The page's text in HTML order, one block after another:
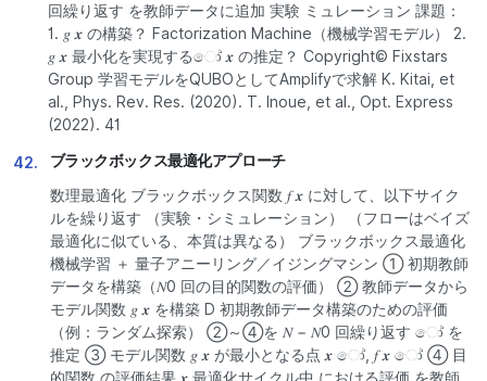
回繰り返す を教師データに追加 実験 ミュレーション 課題：
1. 𝑔 𝒙 の構築？ Factorization Machine（機械学習モデル） 2.
𝑔 𝒙 最小化を実現するෝ 𝒙 の推定？ Copyright© Fixstars
Group 学習モデルをQUBOとしてAmplifyで求解 K. Kitai, et
al., Phys. Rev. Res. (2020). T. Inoue, et al., Opt. Express
(2022). 41
42.
ブラックボックス最適化アプローチ
数理最適化 ブラックボックス関数 𝑓 𝒙 に対して、以下サイク
ルを繰り返す （実験・シミュレーション） （フローはベイズ
最適化に似ている、本質は異なる） ブラックボックス最適化
機械学習 ＋ 量子アニーリング／イジングマシン ① 初期教師
データを構築（𝑁0 回の目的関数の評価） ② 教師データから
モデル関数 𝑔 𝒙 を構築 D 初期教師データ構築のための評価
（例：ランダム探索） ②～④を 𝑁 − 𝑁0 回繰り返す ෝ を
推定 ③ モデル関数 𝑔 𝒙 が最小となる点 𝒙 ෝ, 𝑓 𝒙 ෝ ④ 目
的関数 の評価結果 𝒙 最適化サイクル中 における評価 を教師